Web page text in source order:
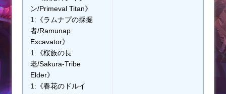
ン/Primeval Titan》
1:《ラムナプの採掘
者/Ramunap
Excavator》
1:《桜族の長
老/Sakura-Tribe
Elder》
1:《春花のドルイ